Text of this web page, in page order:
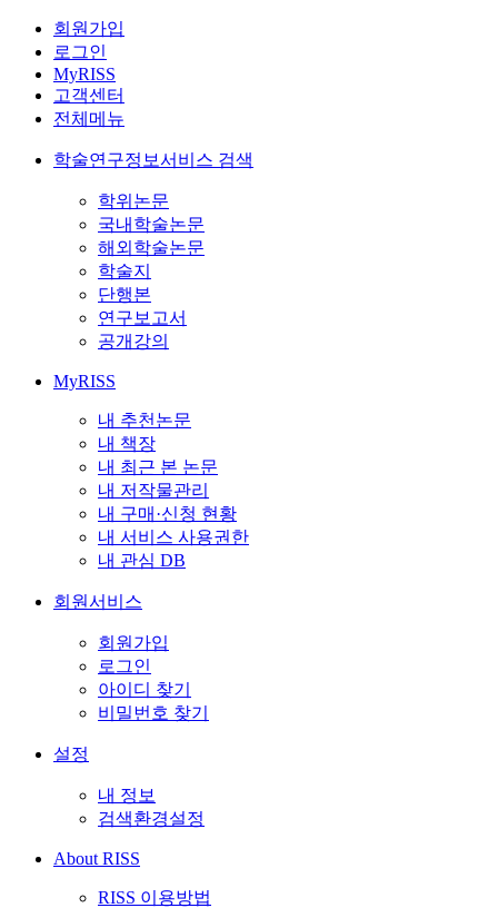
회원가입
로그인
MyRISS
고객센터
전체메뉴
학술연구정보서비스 검색
학위논문
국내학술논문
해외학술논문
학술지
단행본
연구보고서
공개강의
MyRISS
내 추천논문
내 책장
내 최근 본 논문
내 저작물관리
내 구매·신청 현황
내 서비스 사용권한
내 관심 DB
회원서비스
회원가입
로그인
아이디 찾기
비밀번호 찾기
설정
내 정보
검색환경설정
About RISS
RISS 이용방법